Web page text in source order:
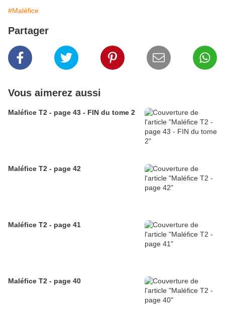
#Maléfice
Partager
Vous aimerez aussi
Maléfice T2 - page 43 - FIN du tome 2
Maléfice T2 - page 42
Maléfice T2 - page 41
Maléfice T2 - page 40